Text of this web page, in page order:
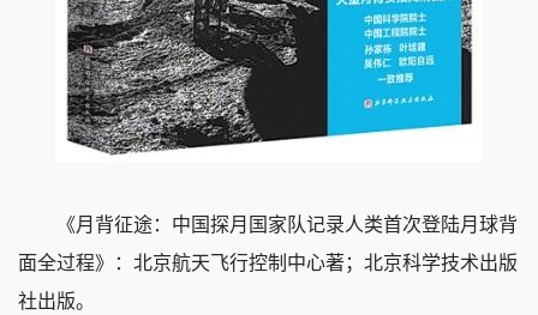
《月背征途：中国探月国家队记录人类首次登陆月球背
面全过程》：北京航天飞行控制中心著；北京科学技术出版
社出版。